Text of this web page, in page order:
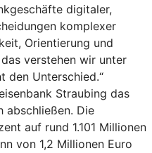
digitaler,
komplexer
Orientierung und
verstehen wir unter
den Unterschied.“
Straubing das
abschließen. Die
auf rund 1.101 Millionen
von 1,2 Millionen Euro